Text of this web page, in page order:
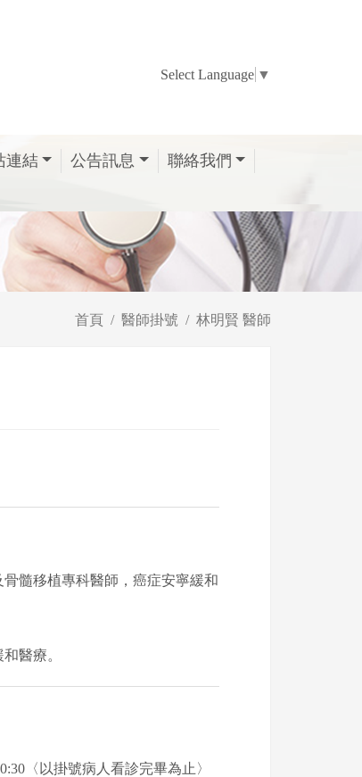
Select Language ▼
連結 公告訊息
聯絡我們
首頁 醫師掛號 林明賢 醫師
髓移植專科醫師，癌症安寧緩和
醫療。
〈以掛號病人看診完畢為止〉